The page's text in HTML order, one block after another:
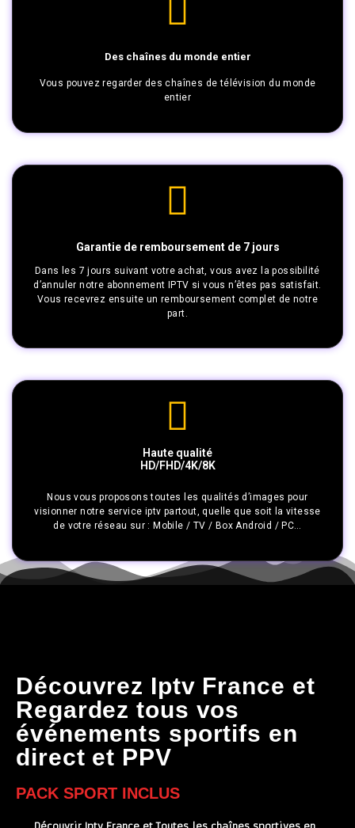
Des chaînes du monde entier
Vous pouvez regarder des chaînes de télévision du monde
entier
Garantie de remboursement de 7 jours
Dans les 7 jours suivant votre achat, vous avez la possibilité
d’annuler notre abonnement IPTV si vous n’êtes pas satisfait.
Vous recevrez ensuite un remboursement complet de notre
part.
Haute qualité
HD/FHD/4K/8K
Nous vous proposons toutes les qualités d’images pour
visionner notre service iptv partout, quelle que soit la vitesse
de votre réseau sur : Mobile / TV / Box Android / PC…
Découvrez Iptv France et
Regardez tous vos
événements sportifs en
direct et PPV
PACK SPORT INCLUS